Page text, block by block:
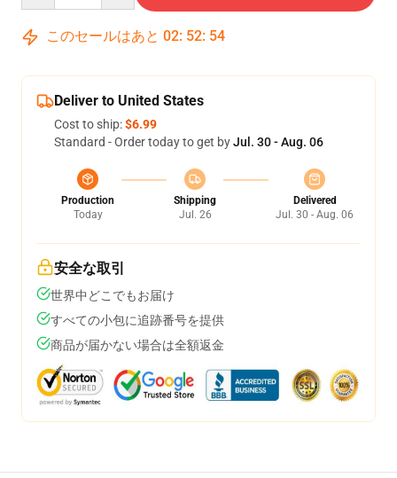
このセールはあと 02: 52: 54
Deliver to United States
Cost to ship:$6.99
Standard - Order today to get byJul. 30 - Aug. 06
Production
Today
Shipping
Jul. 26
Delivered
Jul. 30 - Aug. 06
安全な取引
世界中どこでもお届け
すべての小包に追跡番号を提供
商品が届かない場合は全額返金